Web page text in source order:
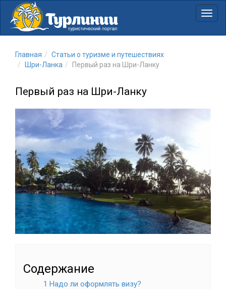
Главная
Статьи о туризме и путешествиях
Шри-Ланка
Первый раз на Шри-Ланку
Первый раз на Шри-Ланку
Содержание
1 Надо ли оформлять визу?